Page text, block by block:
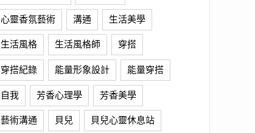
心靈香氛藝術 溝通 生活美學
生活風格 生活風格師 穿搭
穿搭紀錄 能量形象設計 能量穿搭
自我 芳香心理學 芳香美學
藝術溝通 貝兒 貝兒心靈休息站